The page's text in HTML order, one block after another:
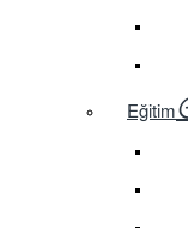
Eğitim